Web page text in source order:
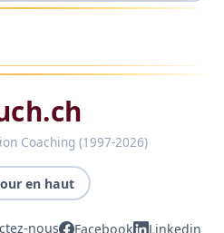
Coaching (1997-2026)
en haut
nous Facebook Linkedin